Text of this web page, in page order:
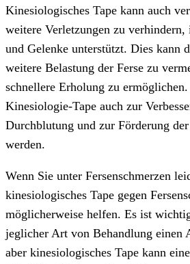
Kinesiologisches Tape kann auch
weitere Verletzungen zu
und Gelenke unterstützt. Dies kann
weitere Belastung der Ferse zu
schnellere Erholung zu
Kinesiologie-Tape auch zur
Durchblutung und zur Förderung
werden.
Wenn Sie unter Fersenschmerzen
kinesiologisches Tape gegen
möglicherweise helfen. Es ist
jeglicher Art von Behandlung einen
aber kinesiologisches Tape kann